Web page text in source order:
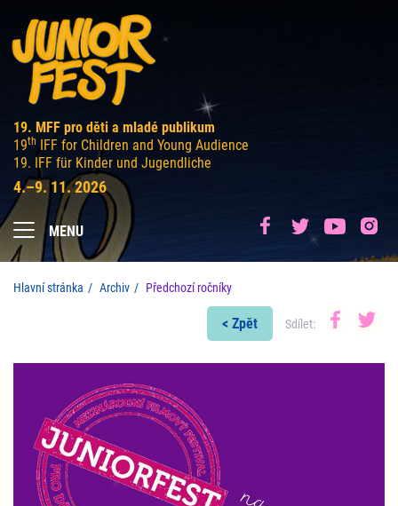
19. MFF pro děti a mladé publikum
19th IFF for Children and Young Audience
19. IFF für Kinder und Jugendliche
4.–9. 11. 2026
MENU
Hlavní stránka Archiv Předchozí ročníky
< Zpět Sdílet: